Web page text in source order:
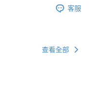
客服
查看全部